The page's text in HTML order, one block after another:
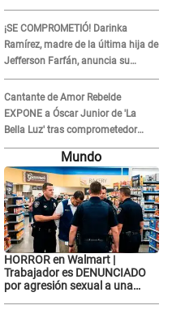
¡SE COMPROMETIÓ! Darinka
Ramírez, madre de la última hija de
Jefferson Farfán, anuncia su
compromiso: "Sí, para siempre"
Cantante de Amor Rebelde
EXPONE a Óscar Junior de 'La
Bella Luz' tras comprometedor
video y detalla DESAGRADABLE
momento: "Me hizo sentir
incómoda"
Mundo
HORROR en Walmart |
Trabajador es DENUNCIADO
por agresión sexual a una